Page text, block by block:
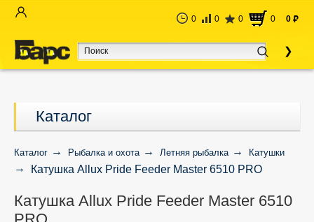
0 0 0 0 0 руб
Каталог
Каталог Рыбалка и охота Летняя рыбалка Катушки
Катушка Allux Pride Feeder Master 6510 PRO
Катушка Allux Pride Feeder Master 6510